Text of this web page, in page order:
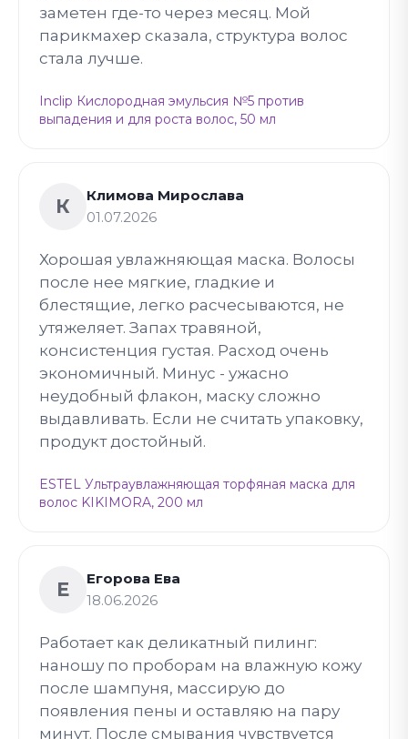
заметен где-то через месяц. Мой
парикмахер сказала, структура волос
стала лучше.
Inclip Кислородная эмульсия №5 против
выпадения и для роста волос, 50 мл
К
Климова Мирослава
01.07.2026
Хорошая увлажняющая маска. Волосы
после нее мягкие, гладкие и
блестящие, легко расчесываются, не
утяжеляет. Запах травяной,
консистенция густая. Расход очень
экономичный. Минус - ужасно
неудобный флакон, маску сложно
выдавливать. Если не считать упаковку,
продукт достойный.
ESTEL Ультраувлажняющая торфяная маска для
волос KIKIMORA, 200 мл
Е
Егорова Ева
18.06.2026
Работает как деликатный пилинг:
наношу по проборам на влажную кожу
после шампуня, массирую до
появления пены и оставляю на пару
минут. После смывания чувствуется